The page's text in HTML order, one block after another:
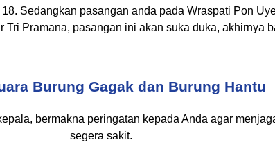
Sedangkan pasangan anda pada Wraspati Pon
Tri Pramana, pasangan ini akan suka duka, akhirnya
Burung Gagak dan Burung Hantu
bermakna peringatan kepada Anda agar
segera sakit.